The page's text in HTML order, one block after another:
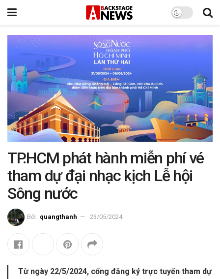
TP.HCM phát hành miễn phí vé
tham dự đại nhạc kịch Lễ hội
Sông nước
Bởi quangthanh 23/05/2024
Từ ngày 22/5/2024, cổng đăng ký trực tuyến tham dự